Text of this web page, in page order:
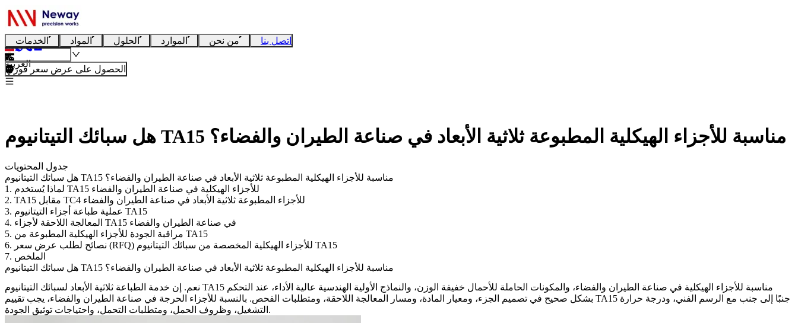
الخدمات المواد الحلول الموارد من نحن اتصل بنا
العربية
الحصول على عرض سعر فوري
هل سبائك التيتانيوم TA15 مناسبة للأجزاء الهيكلية المطبوعة ثلاثية الأبعاد في صناعة الطيران والفضاء؟
جدول المحتويات
هل سبائك التيتانيوم TA15 مناسبة للأجزاء الهيكلية المطبوعة ثلاثية الأبعاد في صناعة الطيران والفضاء؟
1. لماذا يُستخدم TA15 للأجزاء الهيكلية في صناعة الطيران والفضاء
2. TA15 مقابل TC4 للأجزاء المطبوعة ثلاثية الأبعاد في صناعة الطيران والفضاء
3. عملية طباعة أجزاء التيتانيوم TA15
4. المعالجة اللاحقة لأجزاء TA15 في صناعة الطيران والفضاء
5. مراقبة الجودة للأجزاء الهيكلية المطبوعة من TA15
6. نصائح لطلب عرض سعر (RFQ) للأجزاء الهيكلية المخصصة من سبائك التيتانيوم TA15
7. الملخص
هل سبائك التيتانيوم TA15 مناسبة للأجزاء الهيكلية المطبوعة ثلاثية الأبعاد في صناعة الطيران والفضاء؟
نعم. إن خدمة الطباعة ثلاثية الأبعاد لسبائك التيتانيوم TA15
بشكل صحيح في تصميم الجزء، ومعيار المادة، ومسار المعالجة اللاحقة، ومتطلبات الفحص. بالنسبة للأجزاء الحرجة في صناعة الطيران والفضاء، يجب تقييم TA15 جنبًا إلى جنب مع الرسم الفني، ودرجة حرارة
التشغيل، وظروف الحمل، ومتطلبات التحمل، واحتياجات توثيق الجودة.